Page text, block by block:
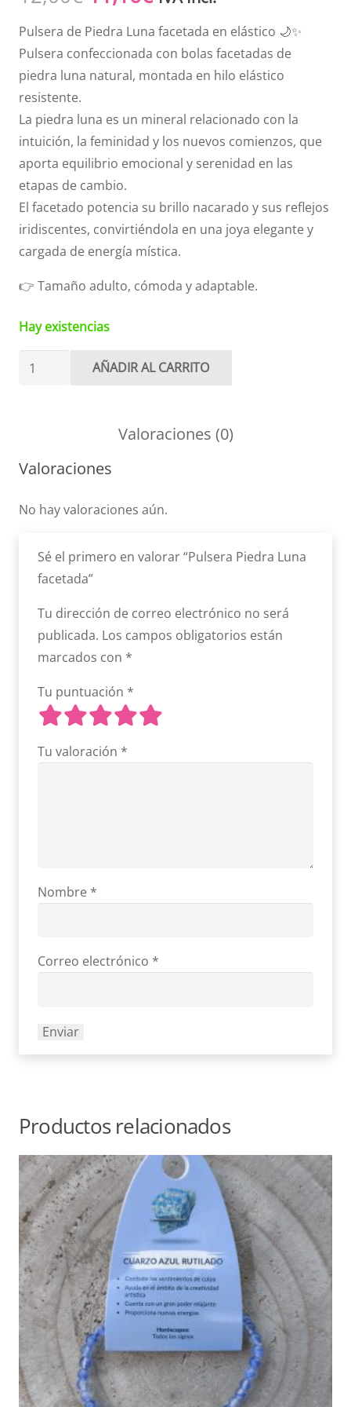
original
era:
12,00€.
actual
es:
11,16€.
Pulsera de Piedra Luna facetada en elástico 🌙✨
Pulsera confeccionada con bolas facetadas de
piedra luna natural, montada en hilo elástico
resistente.
La piedra luna es un mineral relacionado con la
intuición, la feminidad y los nuevos comienzos, que
aporta equilibrio emocional y serenidad en las
etapas de cambio.
El facetado potencia su brillo nacarado y sus reflejos
iridiscentes, convirtiéndola en una joya elegante y
cargada de energía mística.
👉 Tamaño adulto, cómoda y adaptable.
Hay existencias
Pulsera
AÑADIR AL CARRITO
Valoraciones (0)
Valoraciones
No hay valoraciones aún.
Sé el primero en valorar “Pulsera Piedra Luna
facetada”
Tu dirección de correo electrónico no será
publicada. Los campos obligatorios están
marcados con *
Tu puntuación *
Tu valoración *
Nombre *
Correo electrónico *
Productos relacionados